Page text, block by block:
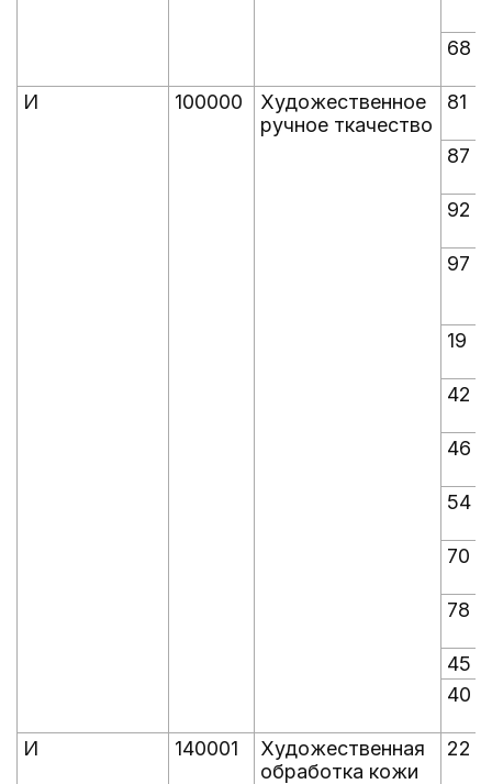
68
И 100000
Художественное
ручное ткачество
81
87
92
97
19
42
46
54
70
78
45
40
И 140001
Художественная
обработка кожи
22